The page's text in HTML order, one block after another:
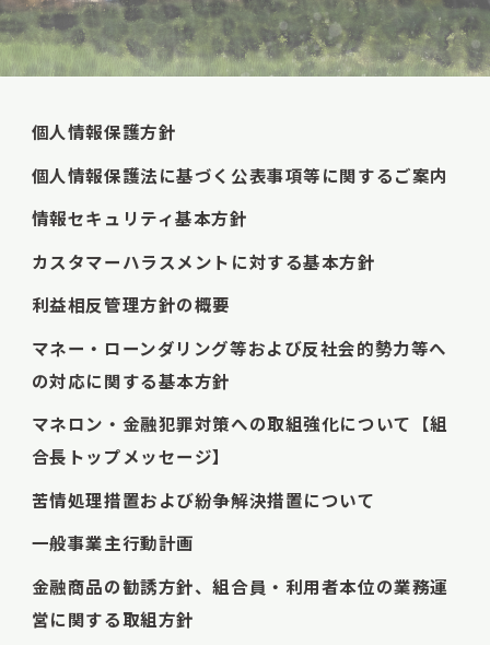
個人情報保護方針
個人情報保護法に基づく公表事項等に関するご案内
情報セキュリティ基本方針
カスタマーハラスメントに対する基本方針
利益相反管理方針の概要
マネー・ローンダリング等および反社会的勢力等へ
の対応に関する基本方針
マネロン・金融犯罪対策への取組強化について【組
合長トップメッセージ】
苦情処理措置および紛争解決措置について
一般事業主行動計画
金融商品の勧誘方針、組合員・利用者本位の業務運
営に関する取組方針